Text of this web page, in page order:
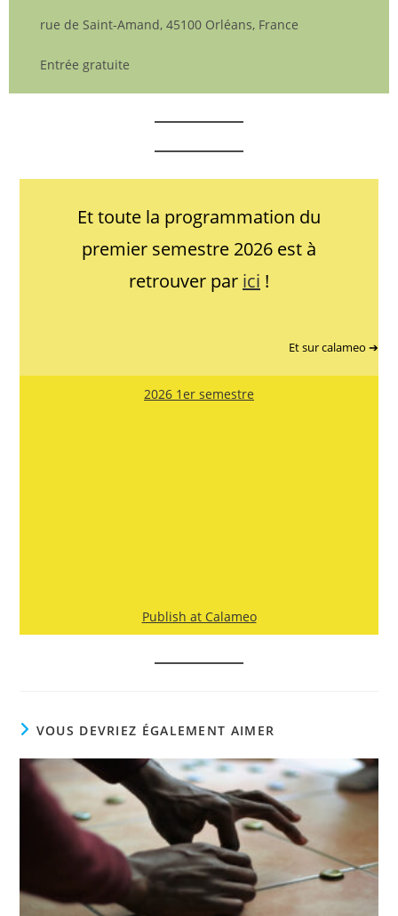
rue de Saint-Amand, 45100 Orléans, France
Entrée gratuite
Et toute la programmation du
premier semestre 2026 est à
retrouver par ici !
Et sur calameo ➔
2026 1er semestre
Publish at Calameo
VOUS DEVRIEZ ÉGALEMENT AIMER